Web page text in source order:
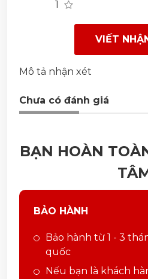
1
VIẾT
Mô tả nhận xét
Chưa có đánh giá
BẠN HOÀN
BẢO HÀNH
Bảo hành từ 1 - 3
quốc
Nếu bạn là khách